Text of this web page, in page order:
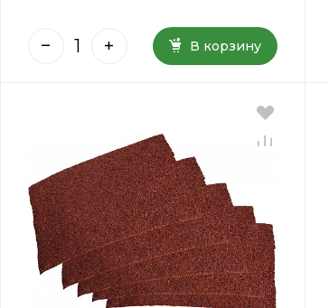
В корзину